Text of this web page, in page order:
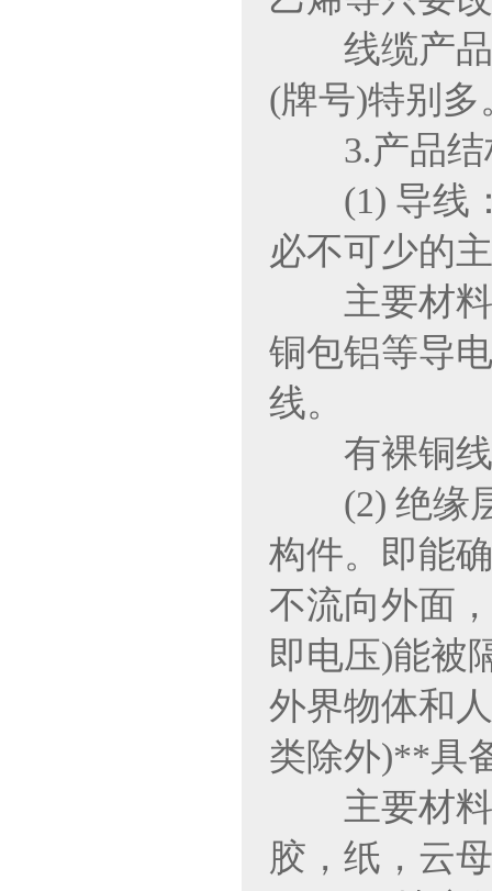
线缆产品
(牌号)特别多
3.产品结
(1) 导线：
必不可少的
主要材料
铜包铝等导
线。
有裸铜线
(2) 绝缘层
构件。即能
不流向外面
即电压)能被
外界物体和
类除外)**具
主要材料
胶，纸，云